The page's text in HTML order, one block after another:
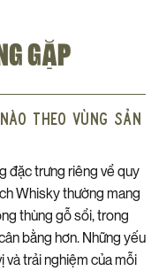
GẶP
theo vùng sản
đặc trưng riêng về quy
Whisky thường mang
thùng gỗ sồi, trong
bằng hơn. Những yếu
và trải nghiệm của mỗi